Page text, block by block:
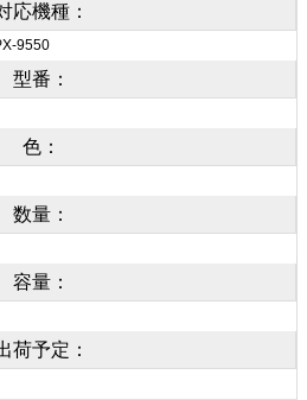
応機種：
9550
型番：
色：
数量：
容量：
荷予定：